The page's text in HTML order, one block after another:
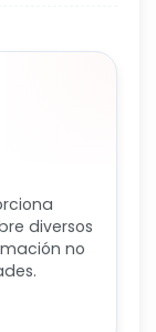
diversos
no